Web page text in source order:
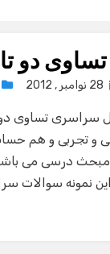
دو
28 نوامبر , 2012
سراسری تساوی دو
و تجربی و هم
درسی می
نمونه سوالات